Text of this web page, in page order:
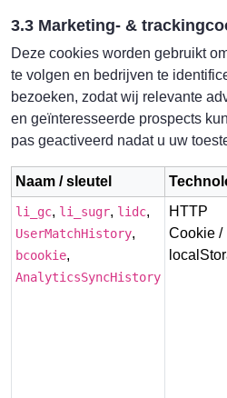
3.3 Marketing- &
Deze cookies worden gebruikt
te volgen en bedrijven te
bezoeken, zodat wij relevante
en geïnteresseerde prospects
pas geactiveerd nadat u uw
Naam / sleutel
li_gc, li_sugr, lidc,
UserMatchHistory,
bcookie,
AnalyticsSyncHistory
HTTP
Cookie /